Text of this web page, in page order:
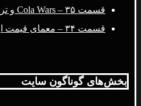
قسمت ۳۵ – Cola Wars و ترور شخصیت
قسمت ۳۴ – معمای قیمت ارزان بلیت ورزشگاه‌ها و پیوندش با فضای مجازی
بخش‌های گوناگون سایت